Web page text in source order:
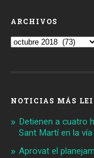
ARCHIVOS
Archivos
NOTICIAS MÁS
Detienen a cuatro
Sant Martí en la
Aprovat el